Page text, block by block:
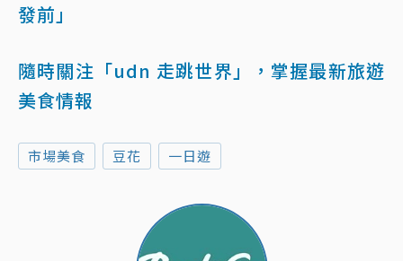
發前」
隨時關注「udn 走跳世界」，掌握最新旅遊
美食情報
市場美食 豆花 一日遊